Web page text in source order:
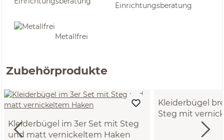
Einrichtungsberatung
Metallfrei
Zubehörprodukte
Kleiderbügel im 3er Set mit Steg
und matt vernickeltem Haken
Kleiderbügel
Steg mit